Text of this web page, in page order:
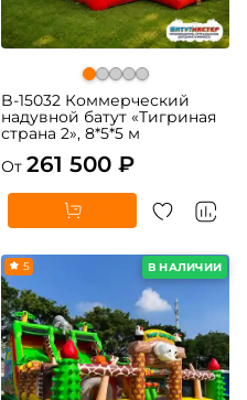
B-15032 Коммерческий
надувной батут «Тигриная
страна 2», 8*5*5 м
От 261 500 ₽
В НАЛИЧИИ
5